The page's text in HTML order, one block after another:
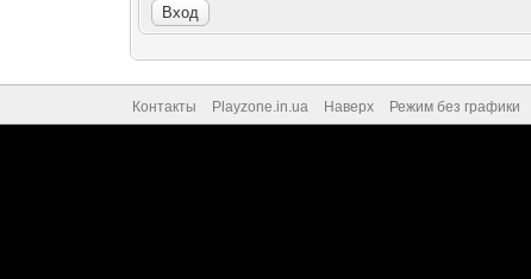
Контакты Playzone.in.ua Наверх Режим без графики